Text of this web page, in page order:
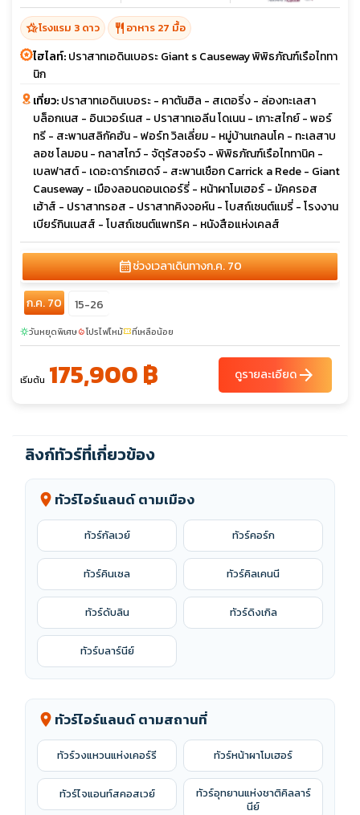
hotel_classโรงแรม 3 ดาว restaurant อาหาร 27 มื้อ
ไฮไลท์:ปราสาทเอดินเบอระ Giant s Causeway พิพิธภัณฑ์เรือไททา
นิก
เที่ยว:ปราสาทเอดินเบอระ - คาตันฮิล - สเตอริ่ง - ล่องทะเลสา
บล็อกเนส - อินเวอร์เนส - ปราสาทเอลีน โดเนน - เกาะสไกย์ - พอร์
ทรี - สะพานสลิกัคฮัน - ฟอร์ท วิลเลี่ยม - หมู่บ้านเกลนโค - ทะเลสาบ
ลอช โลมอน - กลาสโกว์ - จัตุรัสจอร์จ - พิพิธภัณฑ์เรือไททานิค -
เบลฟาสต์ - เดอะดาร์กเฮดจ์ - สะพานเชือก Carrick a Rede - Giant
Causeway - เมืองลอนดอนเดอร์รี่ - หน้าผาโมเฮอร์ - มัคครอส
เฮ้าส์ - ปราสาทรอส - ปราสาทคิงจอห์น - โบสถ์เซนต์แมรี่ - โรงงาน
เบียร์กินเนสส์ - โบสถ์เซนต์แพทริค - หนังสือแห่งเคลส์
calendar_monthช่วงเวลาเดินทางก.ค. 70
ก.ค. 70 15-26
sunnyวันหยุดพิเศษlocal_fire_departmentโปรไฟไหม้confirmation_numberที่เหลือน้อย
เริ่มต้น 175,900 ฿ ดูรายละเอียดarrow_forward
ลิงก์ทัวร์ที่เกี่ยวข้อง
location_on ทัวร์ไอร์แลนด์ ตามเมือง
ทัวร์กัลเวย์ ทัวร์คอร์ก
ทัวร์คินเซล ทัวร์คิลเคนนี
ทัวร์ดับลิน ทัวร์ดิงเกิล
ทัวร์บลาร์นีย์
location_on ทัวร์ไอร์แลนด์ ตามสถานที่
ทัวร์วงแหวนแห่งเคอร์รี ทัวร์หน้าผาโมเฮอร์
ทัวร์ไจแอนท์สคอสเวย์
ทัวร์อุทยานแห่งชาติคิลลาร์
นีย์